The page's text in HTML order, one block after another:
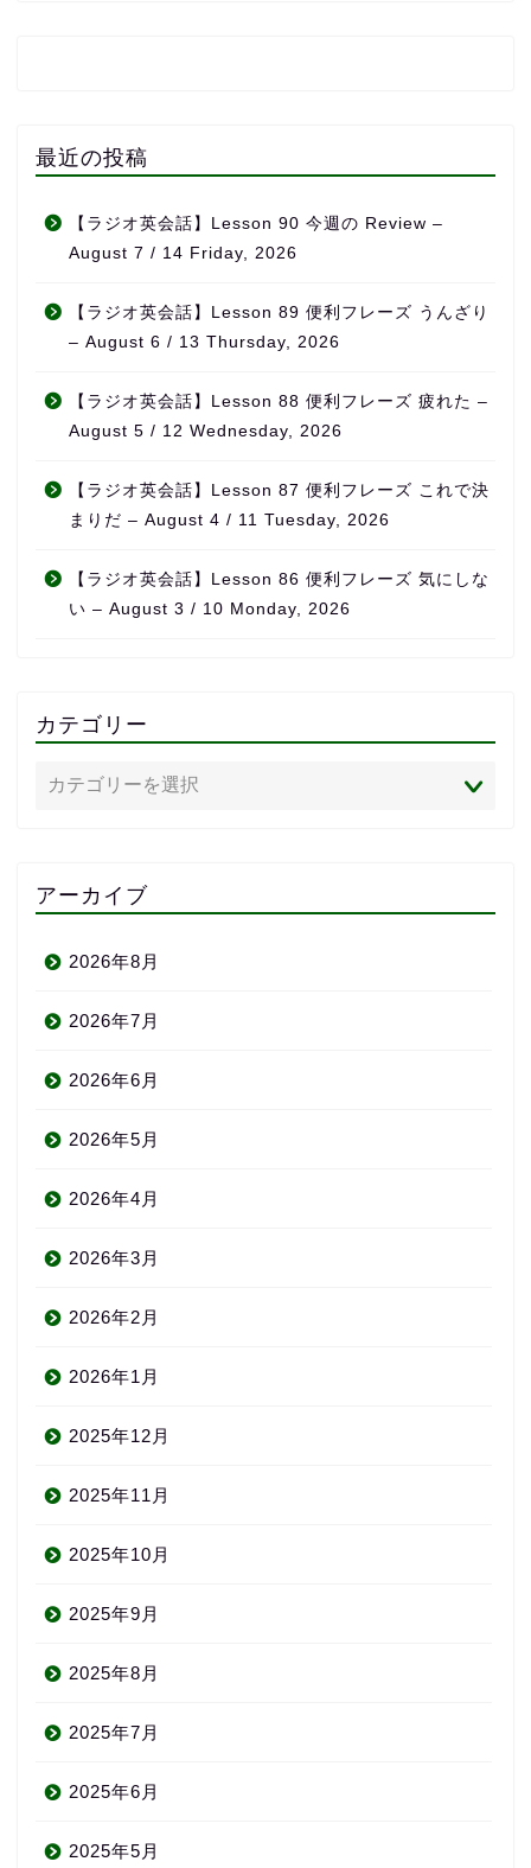
最近の投稿
【ラジオ英会話】Lesson 90 今週の Review –
August 7 / 14 Friday, 2026
【ラジオ英会話】Lesson 89 便利フレーズ うんざり
– August 6 / 13 Thursday, 2026
【ラジオ英会話】Lesson 88 便利フレーズ 疲れた –
August 5 / 12 Wednesday, 2026
【ラジオ英会話】Lesson 87 便利フレーズ これで決
まりだ – August 4 / 11 Tuesday, 2026
【ラジオ英会話】Lesson 86 便利フレーズ 気にしな
い – August 3 / 10 Monday, 2026
カテゴリー
アーカイブ
2026年8月
2026年7月
2026年6月
2026年5月
2026年4月
2026年3月
2026年2月
2026年1月
2025年12月
2025年11月
2025年10月
2025年9月
2025年8月
2025年7月
2025年6月
2025年5月